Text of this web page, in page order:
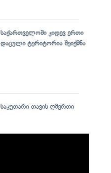
საქართველოში კიდევ ერთი
დაცული ტერიტორია შეიქმნა
საკუთარი თავის ღმერთი